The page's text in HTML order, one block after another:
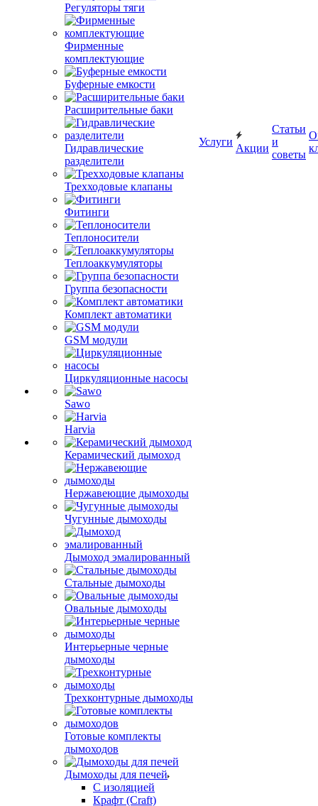
Регуляторы тяги
Фирменные
комплектующие
Буферные емкости
Расширительные баки
Гидравлические
разделители
Трехходовые клапаны
Фитинги
Теплоносители
Теплоаккумуляторы
Группа безопасности
Комплект автоматики
GSM модули
Циркуляционные насосы
Sawo
Harvia
Керамический дымоход
Нержавеющие дымоходы
Чугунные дымоходы
Дымоход эмалированный
Стальные дымоходы
Овальные дымоходы
Интерьерные черные
дымоходы
Трехконтурные дымоходы
Готовые комплекты
дымоходов
Дымоходы для печей
С изоляцией
Крафт (Craft)
Услуги
Акции
Статьи
и
советы